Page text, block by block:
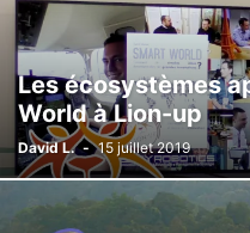
Les écosystèmes
World à Lion-up
David L. - 15 juillet 2019